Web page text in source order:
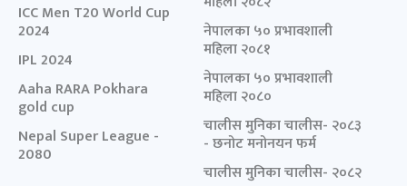
ICC Men T20 World Cup
2024
IPL 2024
Aaha RARA Pokhara
gold cup
Nepal Super League -
2080
नेपालका ५० प्रभावशाली
महिला २०८१
नेपालका ५० प्रभावशाली
महिला २०८०
चालीस मुनिका चालीस- २०८३
- छनोट मनोनयन फर्म
चालीस मुनिका चालीस- २०८२